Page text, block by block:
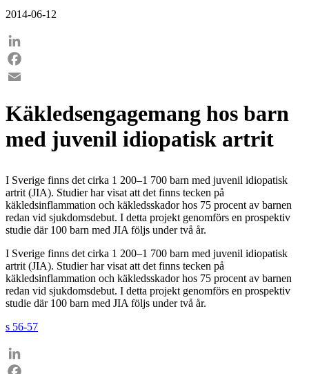
2014-06-12
LinkedIn
Facebook
Käkledsengagemang hos barn
med juvenil idiopatisk artrit
I Sverige finns det cirka 1 200–1 700 barn med juvenil idiopatisk
artrit (JIA). Studier har visat att det finns tecken på
käkledsinflammation och käkledsskador hos 75 procent av barnen
redan vid sjukdomsdebut. I detta projekt genomförs en prospektiv
studie där 100 barn med JIA följs under två år.
I Sverige finns det cirka 1 200–1 700 barn med juvenil idiopatisk
artrit (JIA). Studier har visat att det finns tecken på
käkledsinflammation och käkledsskador hos 75 procent av barnen
redan vid sjukdomsdebut. I detta projekt genomförs en prospektiv
studie där 100 barn med JIA följs under två år.
s 56-57
LinkedIn